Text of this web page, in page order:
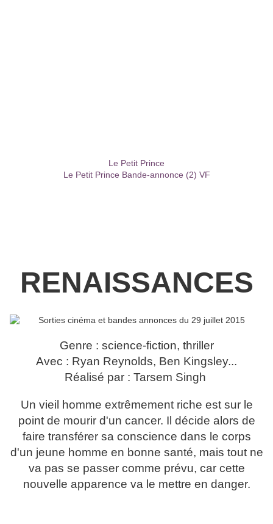
Le Petit Prince
Le Petit Prince Bande-annonce (2) VF
RENAISSANCES
Genre : science-fiction, thriller
Avec : Ryan Reynolds, Ben Kingsley...
Réalisé par : Tarsem Singh
Un vieil homme extrêmement riche est sur le
point de mourir d'un cancer. Il décide alors de
faire transférer sa conscience dans le corps
d'un jeune homme en bonne santé, mais tout ne
va pas se passer comme prévu, car cette
nouvelle apparence va le mettre en danger.